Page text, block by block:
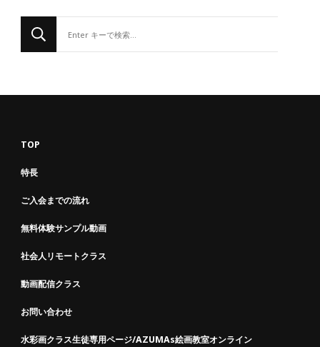
探
TOP
特長
ご入会までの流れ
無料体験サンプル動画
社会人リモートクラス
動画配信クラス
お問い合わせ
水彩画クラス生徒専用ページ/AZUMAs絵画教室オンライン